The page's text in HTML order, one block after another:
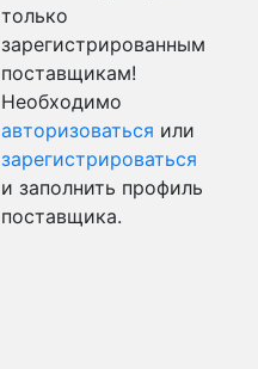
только
зарегистрированным
поставщикам!
Необходимо
авторизоваться или
зарегистрироваться
и заполнить профиль
поставщика.